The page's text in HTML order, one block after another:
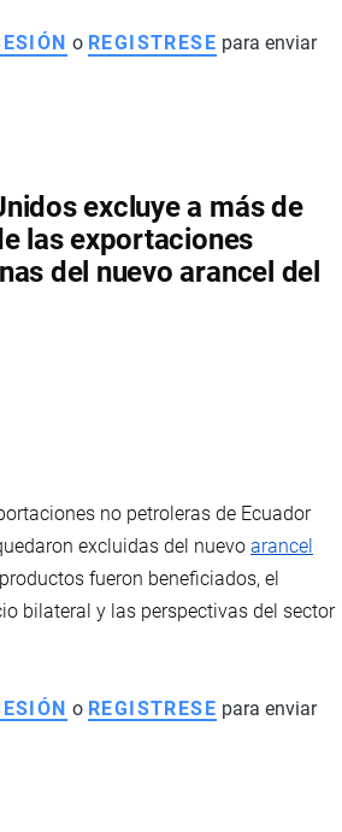
o REGISTRESE para enviar
excluye a más de
las exportaciones
del nuevo arancel del
no petroleras de Ecuador
excluidas del nuevo arancel
fueron beneficiados, el
bilateral y las perspectivas del sector
o REGISTRESE para enviar